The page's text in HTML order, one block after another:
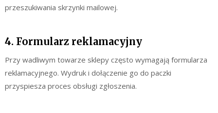
przeszukiwania skrzynki mailowej.
4. Formularz reklamacyjny
Przy wadliwym towarze sklepy często wymagają formularza
reklamacyjnego. Wydruk i dołączenie go do paczki
przyspiesza proces obsługi zgłoszenia.